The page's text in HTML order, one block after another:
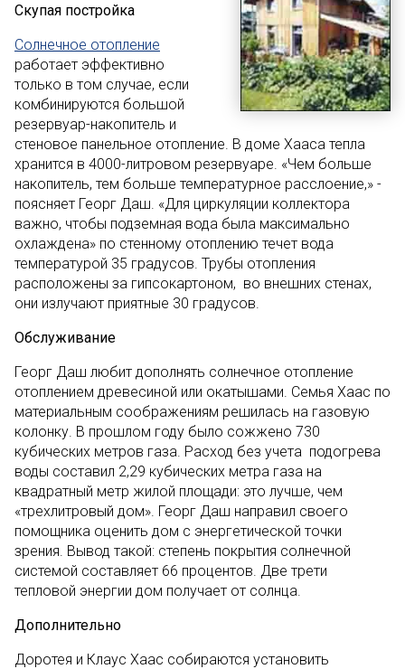
Скупая постройка
Солнечное отопление
работает эффективно
только в том случае, если
комбинируются большой
резервуар-накопитель и
стеновое панельное отопление. В доме Хааса тепла
хранится в 4000-литровом резервуаре. «Чем больше
накопитель, тем больше температурное расслоение,» -
поясняет Георг Даш. «Для циркуляции коллектора
важно, чтобы подземная вода была максимально
охлаждена» по стенному отоплению течет вода
температурой 35 градусов. Трубы отопления
расположены за гипсокартоном, во внешних стенах,
они излучают приятные 30 градусов.
Обслуживание
Георг Даш любит дополнять солнечное отопление
отоплением древесиной или окатышами. Семья Хаас по
материальным соображениям решилась на газовую
колонку. В прошлом году было сожжено 730
кубических метров газа. Расход без учета подогрева
воды составил 2,29 кубических метра газа на
квадратный метр жилой площади: это лучше, чем
«трехлитровый дом». Георг Даш направил своего
помощника оценить дом с энергетической точки
зрения. Вывод такой: степень покрытия солнечной
системой составляет 66 процентов. Две трети
тепловой энергии дом получает от солнца.
Дополнительно
Доротея и Клаус Хаас собираются установить